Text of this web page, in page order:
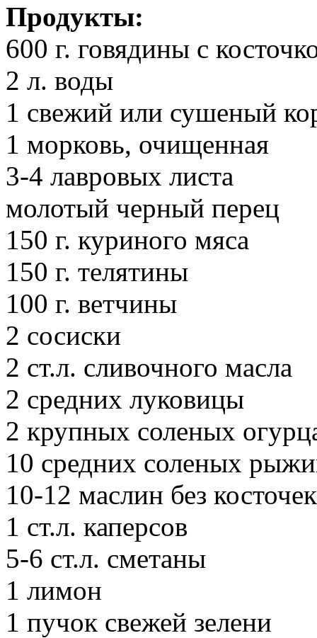
Продукты:
600 г. говядины с
2 л. воды
1 свежий или сушеный
1 морковь, очищенная
3-4 лавровых листа
молотый черный перец
150 г. куриного мяса
150 г. телятины
100 г. ветчины
2 сосиски
2 ст.л. сливочного масла
2 средних луковицы
2 крупных соленых
10 средних соленых
10-12 маслин без косточек
1 ст.л. каперсов
5-6 ст.л. сметаны
1 лимон
1 пучок свежей зелени